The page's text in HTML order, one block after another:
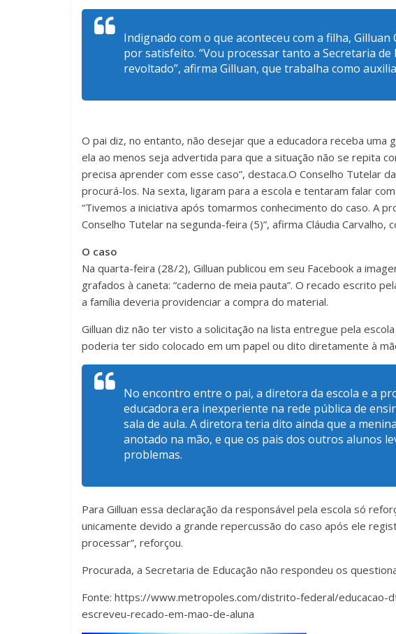
Indignado com o que aconteceu com a filha, Gilluan
por satisfeito. “Vou processar tanto a Secretaria
revoltado”, afirma Gilluan, que trabalha como
O pai diz, no entanto, não desejar que a educadora receba uma
ela ao menos seja advertida para que a situação não se repita
precisa aprender com esse caso”, destaca.O Conselho Tutelar
procurá-los. Na sexta, ligaram para a escola e tentaram falar
“Tivemos a iniciativa após tomarmos conhecimento do caso. A
Conselho Tutelar na segunda-feira (5)”, afirma Cláudia Carvalho,
O caso
Na quarta-feira (28/2), Gilluan publicou em seu Facebook a
grafados à caneta: “caderno de meia pauta”. O recado escrito
a família deveria providenciar a compra do material.
Gilluan diz não ter visto a solicitação na lista entregue pela
poderia ter sido colocado em um papel ou dito diretamente à
No encontro entre o pai, a diretora da escola e a
educadora era inexperiente na rede pública de
sala de aula. A diretora teria dito ainda que a
anotado na mão, e que os pais dos outros alunos
problemas.
Para Gilluan essa declaração da responsável pela escola só
unicamente devido a grande repercussão do caso após ele
processar”, reforçou.
Procurada, a Secretaria de Educação não respondeu os
Fonte: https://www.metropoles.com/distrito-federal/educacao-
escreveu-recado-em-mao-de-aluna